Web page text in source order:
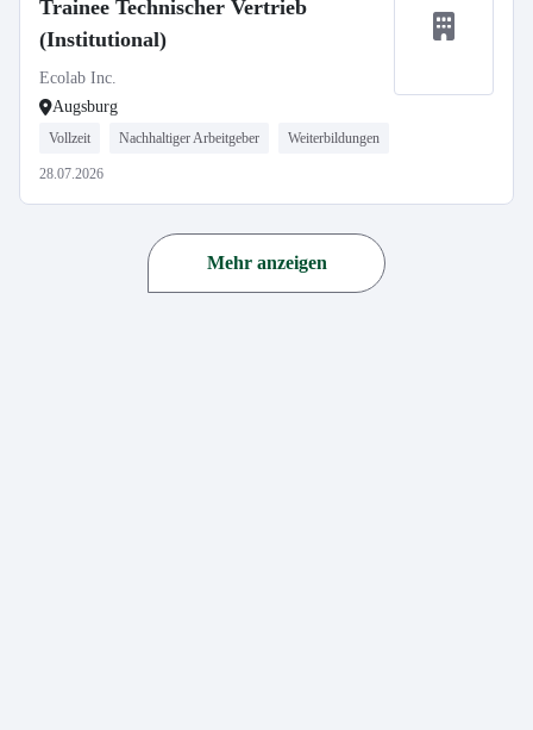
Trainee Technischer Vertrieb
(Institutional)
Ecolab Inc.
Augsburg
Vollzeit Nachhaltiger Arbeitgeber Weiterbildungen
28.07.2026
Mehr anzeigen